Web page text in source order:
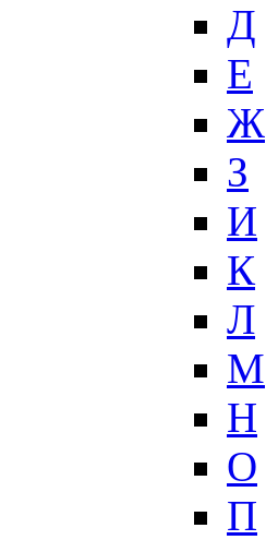
Д
Е
Ж
З
И
К
Л
М
Н
О
П